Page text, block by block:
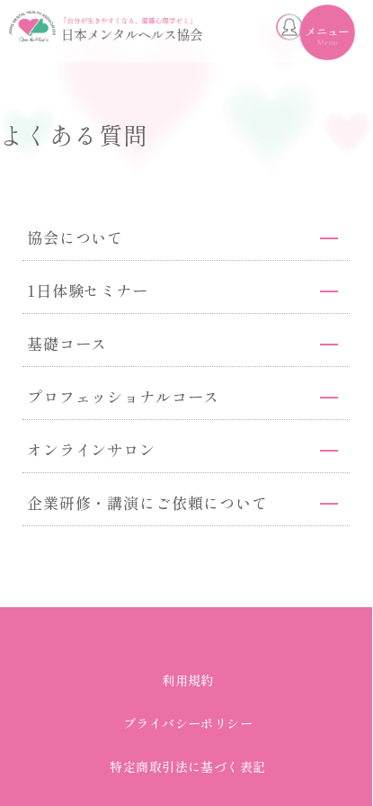
toggle
navigation
よくある質問
協会について
1日体験セミナー
基礎コース
プロフェッショナルコース
オンラインサロン
企業研修・講演にご依頼について
利用規約
プライバシーポリシー
特定商取引法に基づく表記